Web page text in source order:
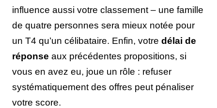
influence aussi votre classement – une famille
de quatre personnes sera mieux notée pour
un T4 qu’un célibataire. Enfin, votre délai de
réponse aux précédentes propositions, si
vous en avez eu, joue un rôle : refuser
systématiquement des offres peut pénaliser
votre score.